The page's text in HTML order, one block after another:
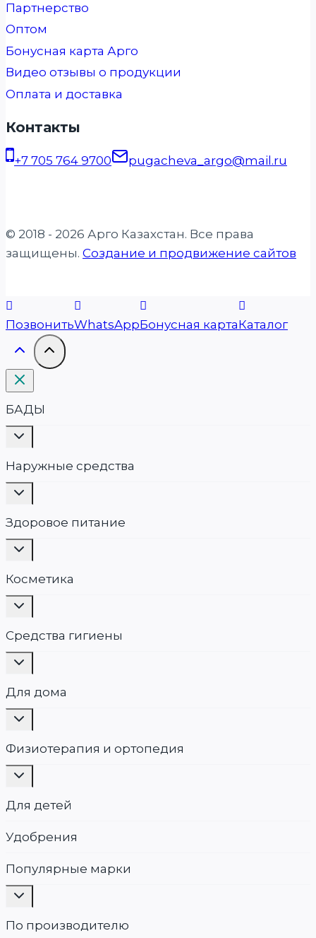
Партнерство
Оптом
Бонусная карта Арго
Видео отзывы о продукции
Оплата и доставка
Контакты
+7 705 764 9700 pugacheva_argo@mail.ru
© 2018 - 2026 Арго Казахстан. Все права
защищены. Создание и продвижение сайтов
ПозвонитьWhatsAppБонусная картаКаталог
БАДЫ
Переключить
Наружные средства
Переключить
Здоровое питание
Переключить
Косметика
Переключить
Средства гигиены
Переключить
Для дома
Переключить
Физиотерапия и ортопедия
Переключить
Для детей
Удобрения
Популярные марки
Переключить
По производителю